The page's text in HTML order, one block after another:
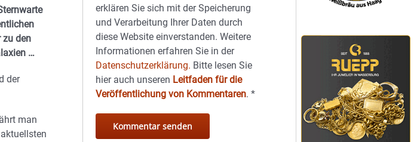
zu den
…
der
man
erklären Sie sich mit der Speicherung
und Verarbeitung Ihrer Daten durch
diese Website einverstanden. Weitere
Informationen erfahren Sie in der
Datenschutzerklärung. Bitte lesen Sie
hier auch unseren Leitfaden für die
Veröffentlichung von Kommentaren.*